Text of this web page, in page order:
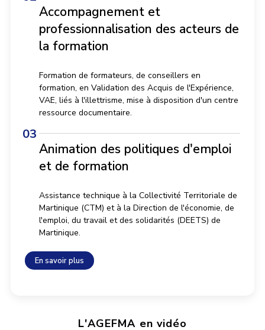
Accompagnement et
professionnalisation des acteurs de
la formation
Formation de formateurs, de conseillers en
formation, en Validation des Acquis de l'Expérience,
VAE, liés à l'illettrisme, mise à disposition d'un centre
ressource documentaire.
Animation des politiques d'emploi
et de formation
Assistance technique à la Collectivité Territoriale de
Martinique (CTM) et à la Direction de l'économie, de
l'emploi, du travail et des solidarités (DEETS) de
Martinique.
En savoir plus
L'AGEFMA en vidéo